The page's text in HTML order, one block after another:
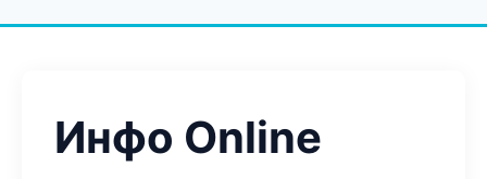
Инфо Online